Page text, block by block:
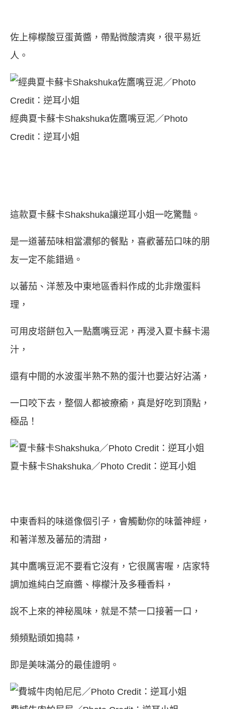
佐上檸檬酸豆蛋黃醬，帶點微酸清爽，很平易近
人。
經典夏卡蘇卡Shakshuka佐鷹嘴豆泥／Photo
Credit：逆耳小姐
這款夏卡蘇卡Shakshuka讓逆耳小姐一吃驚豔。
是一道蕃茄味相當濃郁的餐點，喜歡蕃茄口味的朋
友一定不能錯過。
以蕃茄、洋葱及中東地區香料作成的北非燉蛋料
理，
可用皮塔餅包入一點鷹嘴豆泥，再浸入夏卡蘇卡湯
汁，
還有中間的水波蛋半熟不熟的蛋汁也要沾好沾滿，
一口咬下去，整個人都被療瘉，真是好吃到頂點，
極品！
夏卡蘇卡Shakshuka／Photo Credit：逆耳小姐
中東香料的味道像個引子，會觸動你的味蕾神經，
和著洋葱及蕃茄的清甜，
其中鷹嘴豆泥不要看它沒有，它很厲害喔，店家特
調加進純白芝麻醬、檸檬汁及多種香料，
說不上來的神秘風味，就是不禁一口接著一口，
頻頻點頭如搗蒜，
即是美味滿分的最佳證明。